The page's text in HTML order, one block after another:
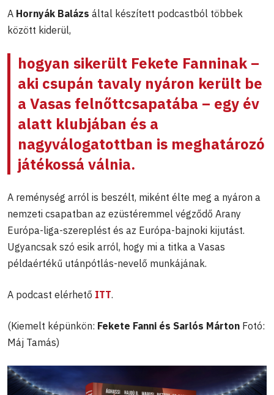
A Hornyák Balázs által készített podcastból többek
között kiderül,
hogyan sikerült Fekete Fanninak –
aki csupán tavaly nyáron került be
a Vasas felnőttcsapatába – egy év
alatt klubjában és a
nagyválogatottban is meghatározó
játékossá válnia.
A reménység arról is beszélt, miként élte meg a nyáron a
nemzeti csapatban az ezüstéremmel végződő Arany
Európa-liga-szereplést és az Európa-bajnoki kijutást.
Ugyancsak szó esik arról, hogy mi a titka a Vasas
példaértékű utánpótlás-nevelő munkájának.
A podcast elérhető ITT.
(Kiemelt képünkön: Fekete Fanni és Sarlós Márton Fotó:
Máj Tamás)